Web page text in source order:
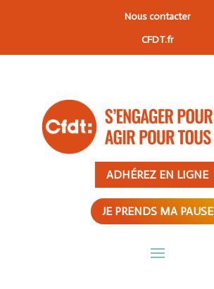
Nous contacter
CFDT.fr
ADHÉREZ EN LIGNE
JE PRENDS MA PAUSE